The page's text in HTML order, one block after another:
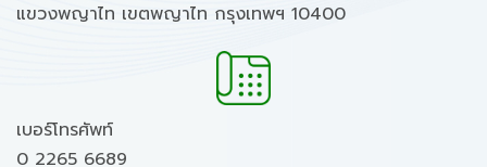
แขวงพญาไท เขตพญาไท กรุงเทพฯ 10400
เบอร์โทรศัพท์
0 2265 6689